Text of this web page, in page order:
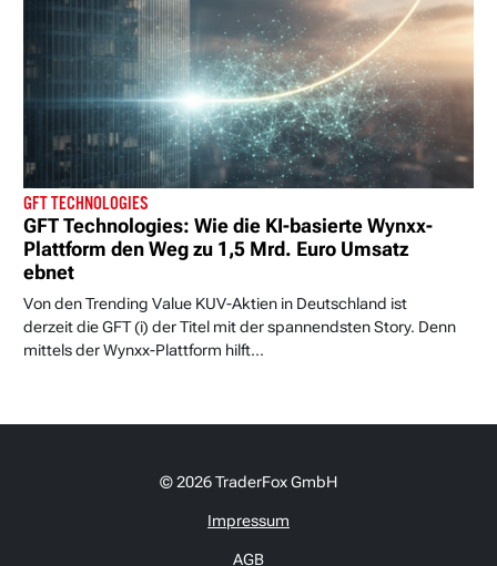
GFT TECHNOLOGIES
GFT Technologies: Wie die KI-basierte Wynxx-
Plattform den Weg zu 1,5 Mrd. Euro Umsatz
ebnet
Von den Trending Value KUV-Aktien in Deutschland ist
derzeit die GFT (i) der Titel mit der spannendsten Story. Denn
mittels der Wynxx-Plattform hilft...
© 2026 TraderFox GmbH
Impressum
AGB